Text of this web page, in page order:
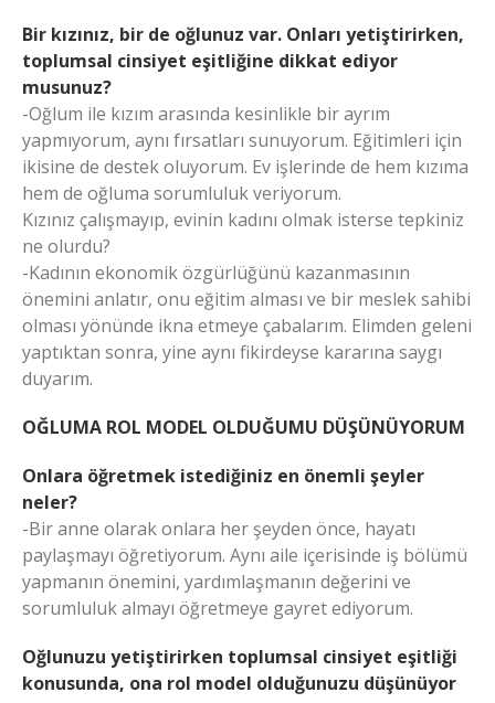
Bir kızınız, bir de oğlunuz var. Onları yetiştirirken,
toplumsal cinsiyet eşitliğine dikkat ediyor
musunuz?
-Oğlum ile kızım arasında kesinlikle bir ayrım
yapmıyorum, aynı fırsatları sunuyorum. Eğitimleri için
ikisine de destek oluyorum. Ev işlerinde de hem kızıma
hem de oğluma sorumluluk veriyorum.
Kızınız çalışmayıp, evinin kadını olmak isterse tepkiniz
ne olurdu?
-Kadının ekonomik özgürlüğünü kazanmasının
önemini anlatır, onu eğitim alması ve bir meslek sahibi
olması yönünde ikna etmeye çabalarım. Elimden geleni
yaptıktan sonra, yine aynı fikirdeyse kararına saygı
duyarım.
OĞLUMA ROL MODEL OLDUĞUMU DÜŞÜNÜYORUM
Onlara öğretmek istediğiniz en önemli şeyler
neler?
-Bir anne olarak onlara her şeyden önce, hayatı
paylaşmayı öğretiyorum. Aynı aile içerisinde iş bölümü
yapmanın önemini, yardımlaşmanın değerini ve
sorumluluk almayı öğretmeye gayret ediyorum.
Oğlunuzu yetiştirirken toplumsal cinsiyet eşitliği
konusunda, ona rol model olduğunuzu düşünüyor